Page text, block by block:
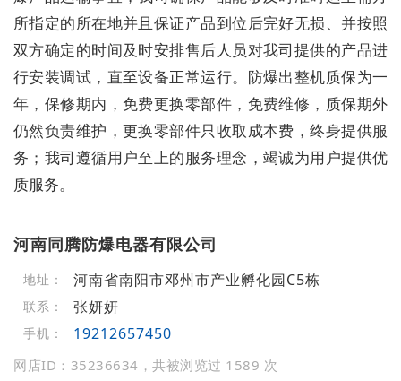
所指定的所在地并且保证产品到位后完好无损、并按照
双方确定的时间及时安排售后人员对我司提供的产品进
行安装调试，直至设备正常运行。防爆出整机质保为一
年，保修期内，免费更换零部件，免费维修，质保期外
仍然负责维护，更换零部件只收取成本费，终身提供服
务；我司遵循用户至上的服务理念，竭诚为用户提供优
质服务。
河南同腾防爆电器有限公司
地址： 河南省南阳市邓州市产业孵化园C5栋
联系： 张妍妍
手机： 19212657450
网店ID：35236634，共被浏览过 1589 次